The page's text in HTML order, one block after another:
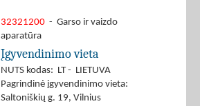
32321200 - Garso ir vaizdo
aparatūra
Įgyvendinimo vieta
NUTS kodas: LT - LIETUVA
Pagrindinė įgyvendinimo vieta:
Saltoniškių g. 19, Vilnius